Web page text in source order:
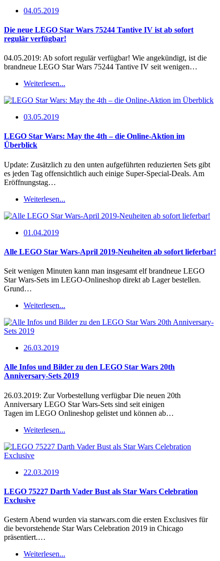
04.05.2019
Die neue LEGO Star Wars 75244 Tantive IV ist ab sofort
regulär verfügbar!
04.05.2019: Ab sofort regulär verfügbar! Wie angekündigt, ist die
brandneue LEGO Star Wars 75244 Tantive IV seit wenigen…
Weiterlesen...
03.05.2019
LEGO Star Wars: May the 4th – die Online-Aktion im
Überblick
Update: Zusätzlich zu den unten aufgeführten reduzierten Sets gibt
es jeden Tag offensichtlich auch einige Super-Special-Deals. Am
Eröffnungstag…
Weiterlesen...
01.04.2019
Alle LEGO Star Wars-April 2019-Neuheiten ab sofort lieferbar!
Seit wenigen Minuten kann man insgesamt elf brandneue LEGO
Star Wars-Sets im LEGO-Onlineshop direkt ab Lager bestellen.
Grund…
Weiterlesen...
26.03.2019
Alle Infos und Bilder zu den LEGO Star Wars 20th
Anniversary-Sets 2019
26.03.2019: Zur Vorbestellung verfügbar Die neuen 20th
Anniversary LEGO Star Wars-Sets sind seit einigen
Tagen im LEGO Onlineshop gelistet und können ab…
Weiterlesen...
22.03.2019
LEGO 75227 Darth Vader Bust als Star Wars Celebration
Exclusive
Gestern Abend wurden via starwars.com die ersten Exclusives für
die bevorstehende Star Wars Celebration 2019 in Chicago
präsentiert.…
Weiterlesen...